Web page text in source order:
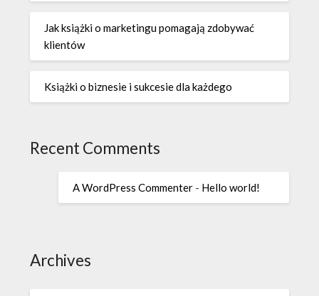
Jak książki o marketingu pomagają zdobywać
klientów
Książki o biznesie i sukcesie dla każdego
Recent Comments
A WordPress Commenter - Hello world!
Archives